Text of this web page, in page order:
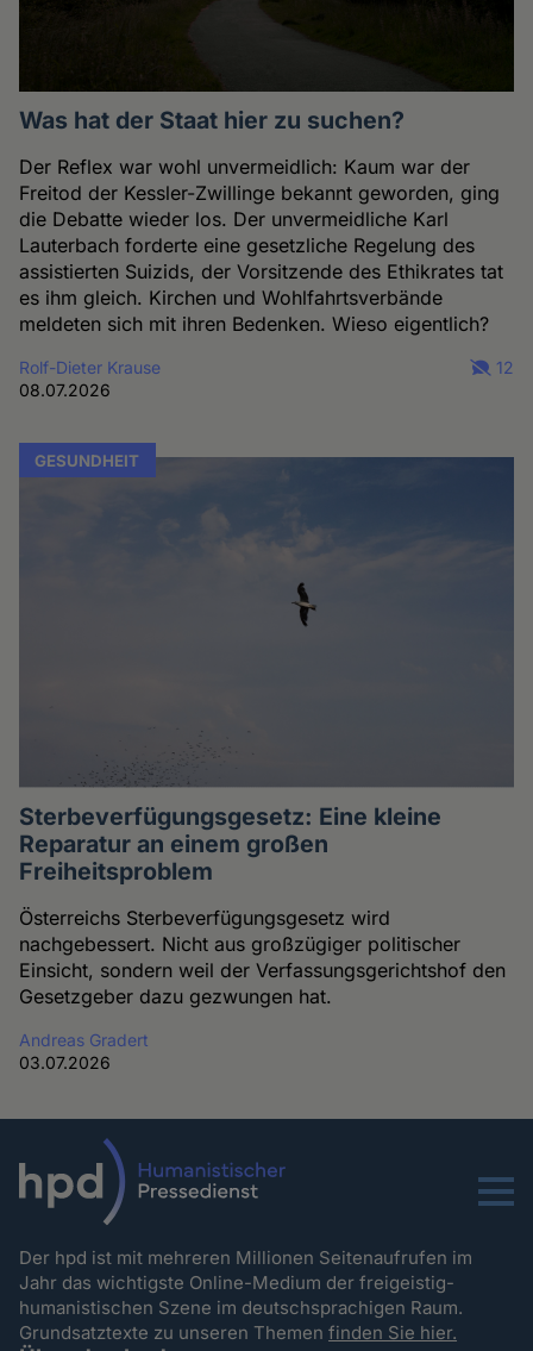
Was hat der Staat hier zu suchen?
Der Reflex war wohl unvermeidlich: Kaum war der
Freitod der Kessler-Zwillinge bekannt geworden, ging
die Debatte wieder los. Der unvermeidliche Karl
Lauterbach forderte eine gesetzliche Regelung des
assistierten Suizids, der Vorsitzende des Ethikrates tat
es ihm gleich. Kirchen und Wohlfahrtsverbände
meldeten sich mit ihren Bedenken. Wieso eigentlich?
Rolf-Dieter Krause
08.07.2026
12
GESUNDHEIT
Sterbeverfügungsgesetz: Eine kleine
Reparatur an einem großen
Freiheitsproblem
Österreichs Sterbeverfügungsgesetz wird
nachgebessert. Nicht aus großzügiger politischer
Einsicht, sondern weil der Verfassungsgerichtshof den
Gesetzgeber dazu gezwungen hat.
Andreas Gradert
03.07.2026
Menu
Der hpd ist mit mehreren Millionen Seitenaufrufen im
Jahr das wichtigste Online-Medium der freigeistig-
humanistischen Szene im deutschsprachigen Raum.
Grundsatztexte zu unseren Themenfinden Sie hier.